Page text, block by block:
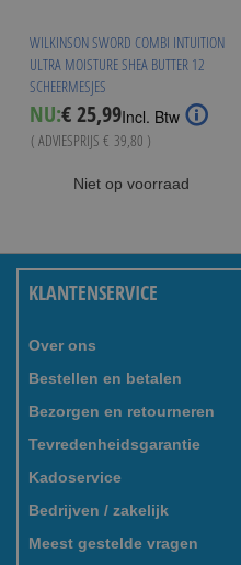
WILKINSON SWORD COMBI INTUITION
ULTRA MOISTURE SHEA BUTTER 12
SCHEERMESJES
NU:Special
Price
€ 25,99Incl. Btw
( ADVIESPRIJS € 39,80 )
Niet op voorraad
KLANTENSERVICE
Over ons
Bestellen en betalen
Bezorgen en retourneren
Tevredenheidsgarantie
Kadoservice
Bedrijven / zakelijk
Meest gestelde vragen